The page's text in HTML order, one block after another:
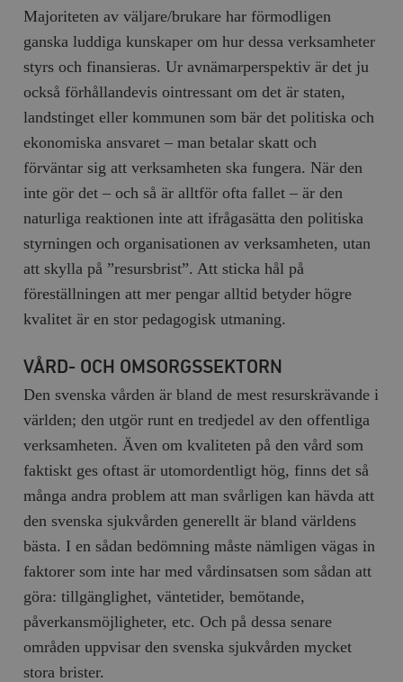
Majoriteten av väljare/brukare har förmodligen
ganska luddiga kunskaper om hur dessa verksamheter
styrs och finansieras. Ur avnämarperspektiv är det ju
också förhållandevis ointressant om det är staten,
landstinget eller kommunen som bär det politiska och
ekonomiska ansvaret – man betalar skatt och
förväntar sig att verksamheten ska fungera. När den
inte gör det – och så är alltför ofta fallet – är den
naturliga reaktionen inte att ifrågasätta den politiska
styrningen och organisationen av verksamheten, utan
att skylla på ”resursbrist”. Att sticka hål på
föreställningen att mer pengar alltid betyder högre
kvalitet är en stor pedagogisk utmaning.
VÅRD- OCH OMSORGSSEKTORN
Den svenska vården är bland de mest resurskrävande i
världen; den utgör runt en tredjedel av den offentliga
verksamheten. Även om kvaliteten på den vård som
faktiskt ges oftast är utomordentligt hög, finns det så
många andra problem att man svårligen kan hävda att
den svenska sjukvården generellt är bland världens
bästa. I en sådan bedömning måste nämligen vägas in
faktorer som inte har med vårdinsatsen som sådan att
göra: tillgänglighet, väntetider, bemötande,
påverkansmöjligheter, etc. Och på dessa senare
områden uppvisar den svenska sjukvården mycket
stora brister.